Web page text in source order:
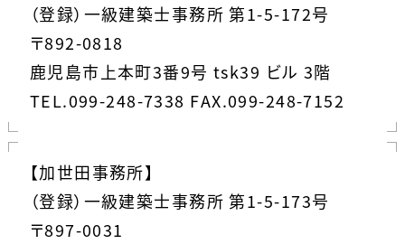
（登録）一級建築士事務所 第1-5-172号
〒892-0818
鹿児島市上本町3番9号 tsk39 ビル 3階
TEL.099-248-7338 FAX.099-248-7152
【加世田事務所】
（登録）一級建築士事務所 第1-5-173号
〒897-0031